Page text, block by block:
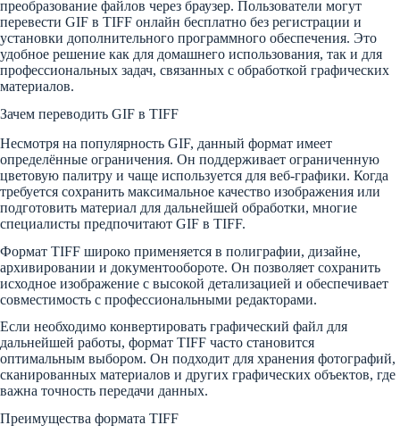
преобразование файлов через браузер. Пользователи могут
перевести GIF в TIFF онлайн бесплатно без регистрации и
установки дополнительного программного обеспечения. Это
удобное решение как для домашнего использования, так и для
профессиональных задач, связанных с обработкой графических
материалов.
Зачем переводить GIF в TIFF
Несмотря на популярность GIF, данный формат имеет
определённые ограничения. Он поддерживает ограниченную
цветовую палитру и чаще используется для веб-графики. Когда
требуется сохранить максимальное качество изображения или
подготовить материал для дальнейшей обработки, многие
специалисты предпочитают GIF в TIFF.
Формат TIFF широко применяется в полиграфии, дизайне,
архивировании и документообороте. Он позволяет сохранить
исходное изображение с высокой детализацией и обеспечивает
совместимость с профессиональными редакторами.
Если необходимо конвертировать графический файл для
дальнейшей работы, формат TIFF часто становится
оптимальным выбором. Он подходит для хранения фотографий,
сканированных материалов и других графических объектов, где
важна точность передачи данных.
Преимущества формата TIFF